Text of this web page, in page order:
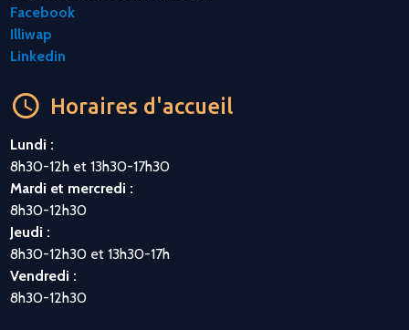
Facebook
Illiwap
Linkedin
Horaires d'accueil
Lundi :
8h30-12h et 13h30-17h30
Mardi et mercredi :
8h30-12h30
Jeudi :
8h30-12h30 et 13h30-17h
Vendredi :
8h30-12h30